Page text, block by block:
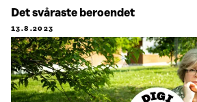
Det svåraste beroendet
13.8.2023